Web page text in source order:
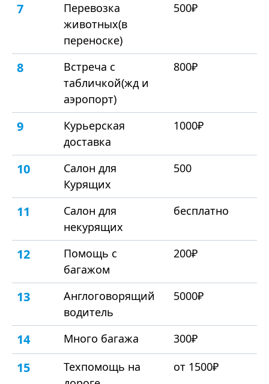
7
Перевозка
животных(в
переноске)
500₽
8
Встреча с
табличкой(жд и
аэропорт)
800₽
9
Курьерская
доставка
1000₽
10
Салон для
Курящих
500
11
Салон для
некурящих
бесплатно
12
Помощь с
багажом
200₽
13
Англоговорящий
водитель
5000₽
14 Много багажа 300₽
15
Техпомощь на
от 1500₽